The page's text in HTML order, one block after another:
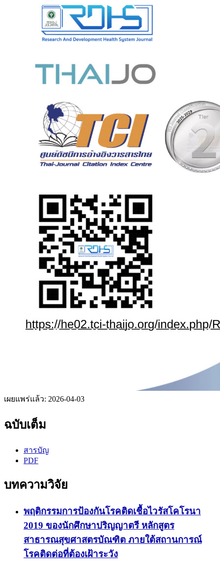
เผยแพร่แล้ว: 2026-04-03
ฉบับเต็ม
สารบัญ
PDF
บทความวิจัย
พฤติกรรมการป้องกันโรคติดเชื้อไวรัสโคโรนา
2019 ของนักศึกษาปริญญาตรี หลักสูตร
สาธารณสุขศาสตรบัณฑิต ภายใต้สถานการณ์
โรคติดต่อที่ต้องเฝ้าระวัง